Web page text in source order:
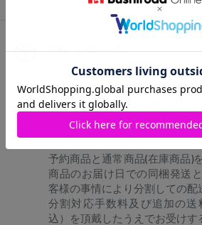
送料・お届け方法
沖縄以外は880円(税込)
沖縄は1,870円(税込)
ネコポスは、全国440円(税込)
1注文あたり10,000円(税込)以上
※海外への発送は行っておりま
予約商品と通常商品(在庫商品)
商品のお届け日での同梱発送
客様の事情により分割しての配
分割対応手数料及び追加の送
込）を頂戴したうえでお受けす